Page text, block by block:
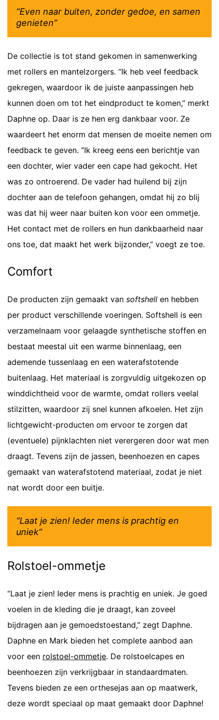
“Even naar buiten, zonder gedoe, en samen
genieten”
De collectie is tot stand gekomen in samenwerking
met rollers en mantelzorgers. “Ik heb veel feedback
gekregen, waardoor ik de juiste aanpassingen heb
kunnen doen om tot het eindproduct te komen,” merkt
Daphne op. Daar is ze hen erg dankbaar voor. Ze
waardeert het enorm dat mensen de moeite nemen om
feedback te geven. “Ik kreeg eens een berichtje van
een dochter, wier vader een cape had gekocht. Het
was zo ontroerend. De vader had huilend bij zijn
dochter aan de telefoon gehangen, omdat hij zo blij
was dat hij weer naar buiten kon voor een ommetje.
Het contact met de rollers en hun dankbaarheid naar
ons toe, dat maakt het werk bijzonder,” voegt ze toe.
Comfort
De producten zijn gemaakt van softshell en hebben
per product verschillende voeringen. Softshell is een
verzamelnaam voor gelaagde synthetische stoffen en
bestaat meestal uit een warme binnenlaag, een
ademende tussenlaag en een waterafstotende
buitenlaag. Het materiaal is zorgvuldig uitgekozen op
winddichtheid voor de warmte, omdat rollers veelal
stilzitten, waardoor zij snel kunnen afkoelen. Het zijn
lichtgewicht-producten om ervoor te zorgen dat
(eventuele) pijnklachten niet verergeren door wat men
draagt. Tevens zijn de jassen, beenhoezen en capes
gemaakt van waterafstotend materiaal, zodat je niet
nat wordt door een buitje.
“Laat je zien! Ieder mens is prachtig en
uniek”
Rolstoel-ommetje
“Laat je zien! Ieder mens is prachtig en uniek. Je goed
voelen in de kleding die je draagt, kan zoveel
bijdragen aan je gemoedstoestand,” zegt Daphne.
Daphne en Mark bieden het complete aanbod aan
voor een rolstoel-ommetje. De rolstoelcapes en
beenhoezen zijn verkrijgbaar in standaardmaten.
Tevens bieden ze een orthesejas aan op maatwerk,
deze wordt speciaal op maat gemaakt door Daphne!